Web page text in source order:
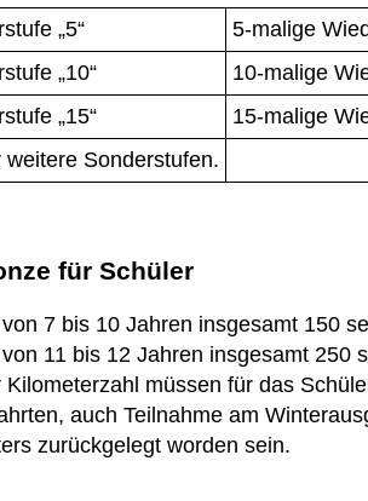
„5“
5-malige
„10“
10-malige
„15“
15-malige
weitere Sonderstufen.
für Schüler
7 bis 10 Jahren insgesamt 150
11 bis 12 Jahren insgesamt 250
Kilometerzahl müssen für das
auch Teilnahme am
zurückgelegt worden sein.